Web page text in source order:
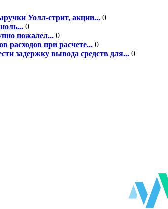
Уолл-стрит, акции... 0
0
пожалел... 0
расходов при расчете... 0
задержку вывода средств для... 0